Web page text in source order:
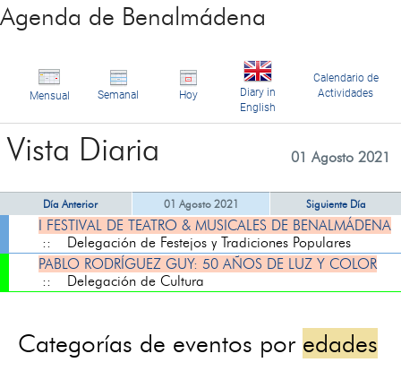
Agenda de Benalmádena
Mensual Semanal Hoy
Diary in
English
Calendario de
Actividades
Vista Diaria 01 Agosto 2021
Día Anterior 01 Agosto 2021 Siguiente Día
I FESTIVAL DE TEATRO & MUSICALES DE BENALMÁDENA
:: Delegación de Festejos y Tradiciones Populares
PABLO RODRÍGUEZ GUY: 50 AÑOS DE LUZ Y COLOR
:: Delegación de Cultura
Categorías de eventos por edades